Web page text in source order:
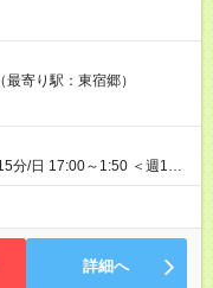
12ヶ月 雇用形態、給与は本
間で、合計30時間の試用期
寄り駅：東宿郷）
分/日 17:00～1:50 ＜週1日
21:30までの勤務 ・シフ
・週1日もあれば週5日
けます！
詳細へ